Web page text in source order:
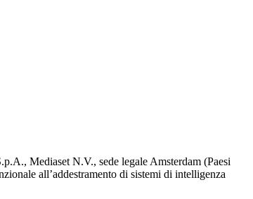
Mediaset N.V., sede legale Amsterdam (Paesi
all’addestramento di sistemi di intelligenza